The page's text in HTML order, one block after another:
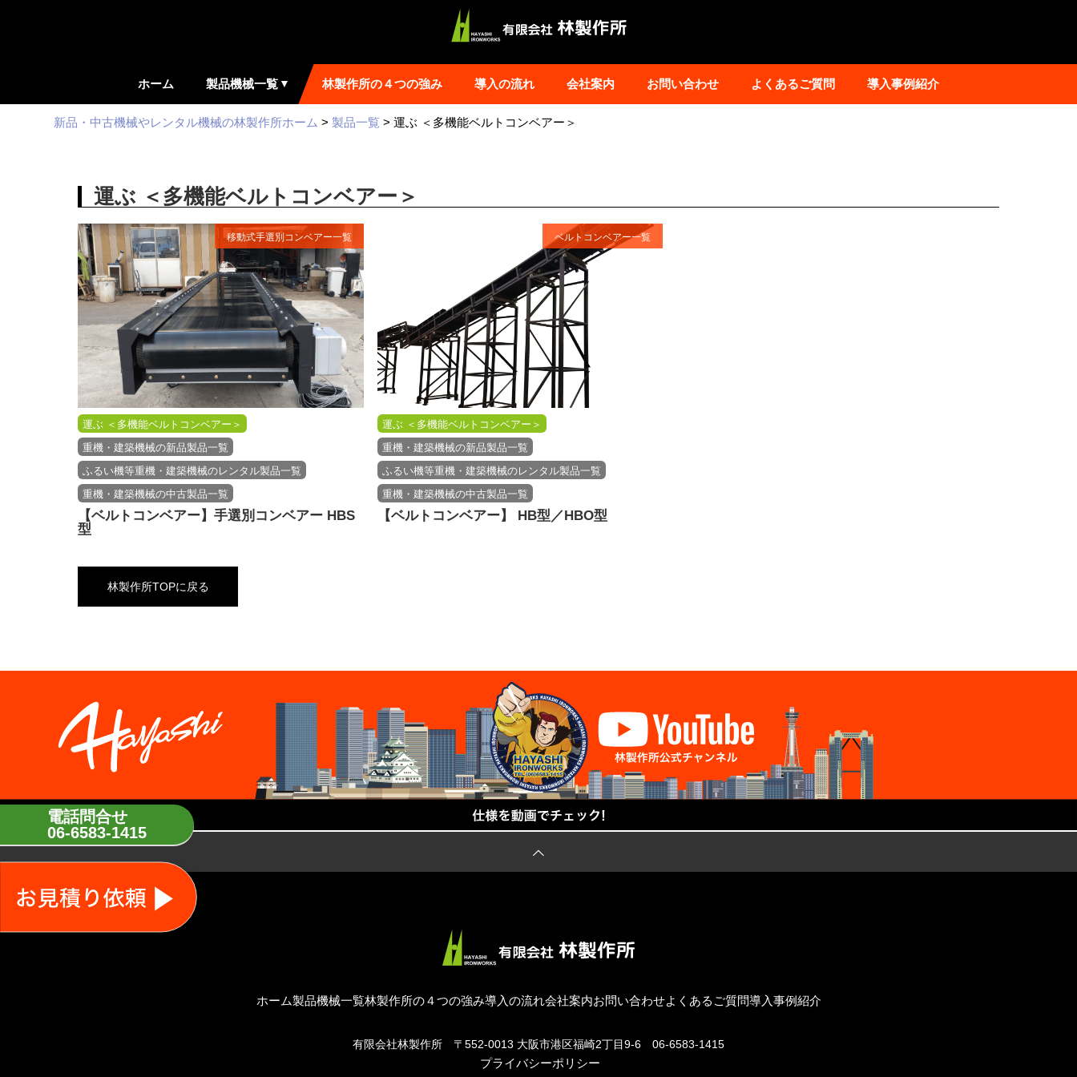
ホーム 製品機械一覧 林製作所の４つの強み 導入の流れ 会社案内 お問い合わせ よくあるご質問 導入事例紹介
新品・中古機械やレンタル機械の林製作所ホーム >製品一覧 >運ぶ ＜多機能ベルトコンベアー＞
運ぶ ＜多機能ベルトコンベアー＞
運ぶ ＜多機能ベルトコンベアー＞
重機・建築機械の新品製品一覧
ふるい機等重機・建築機械のレンタル製品一覧
重機・建築機械の中古製品一覧
【ベルトコンベアー】手選別コンベアー HBS
型
移動式手選別コンベアー一覧
運ぶ ＜多機能ベルトコンベアー＞
重機・建築機械の新品製品一覧
ふるい機等重機・建築機械のレンタル製品一覧
重機・建築機械の中古製品一覧
【ベルトコンベアー】 HB型／HBO型
ベルトコンベアー一覧
林製作所TOPに戻る
電話問合せ
06-6583-1415
ホーム製品機械一覧林製作所の４つの強み導入の流れ会社案内お問い合わせよくあるご質問導入事例紹介
有限会社林製作所 〒552-0013 大阪市港区福崎2丁目9-6 06-6583-1415
プライバシーポリシー